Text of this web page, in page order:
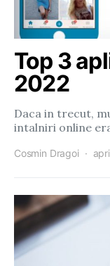
Top 3
2022
Daca in trecut,
intalniri online
Cosmin Dragoi